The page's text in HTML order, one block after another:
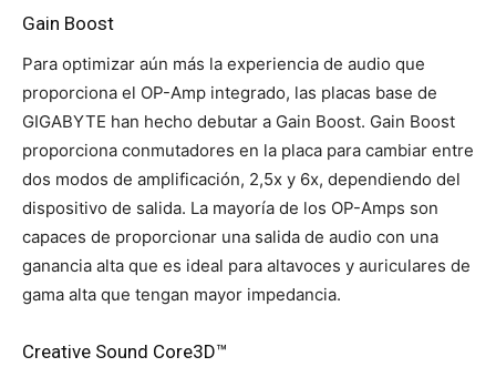
Gain Boost
Para optimizar aún más la experiencia de audio que
proporciona el OP-Amp integrado, las placas base de
GIGABYTE han hecho debutar a Gain Boost. Gain Boost
proporciona conmutadores en la placa para cambiar entre
dos modos de amplificación, 2,5x y 6x, dependiendo del
dispositivo de salida. La mayoría de los OP-Amps son
capaces de proporcionar una salida de audio con una
ganancia alta que es ideal para altavoces y auriculares de
gama alta que tengan mayor impedancia.
Creative Sound Core3D™